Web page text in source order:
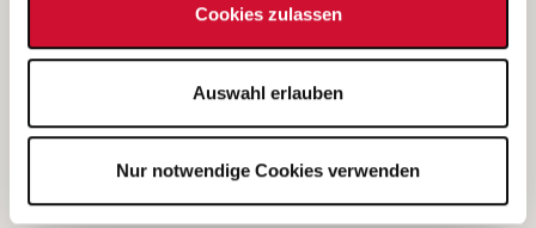
Cookies zulassen
Auswahl erlauben
Nur notwendige Cookies verwenden
Bewerbung als Erzieher*in
AWO Gliederungen nach Bundesland
Impressum